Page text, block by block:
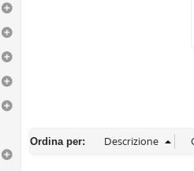
Ordina per: